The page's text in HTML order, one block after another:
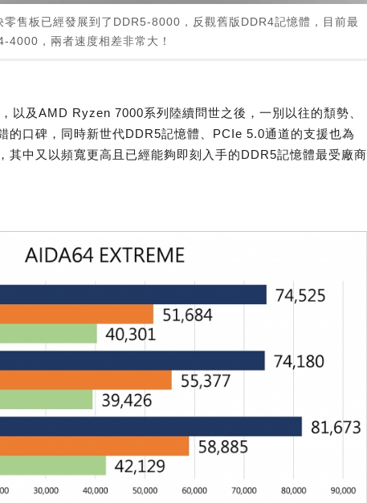
零售板已經發展到了DDR5-8000，反觀舊版DDR4記憶體，目前最
4000，兩者速度相差非常大！
以及AMD Ryzen 7000系列陸續問世之後，一別以往的頹勢、
的口碑，同時新世代DDR5記憶體、PCIe 5.0通道的支援也為
其中又以頻寬更高且已經能夠即刻入手的DDR5記憶體最受廠商